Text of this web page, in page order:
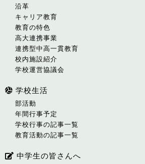
沿革
キャリア教育
教育の特色
高大連携事業
連携型中高一貫教育
校内施設紹介
学校運営協議会
学校生活
部活動
年間行事予定
学校行事の記事一覧
教育活動の記事一覧
中学生の皆さんへ